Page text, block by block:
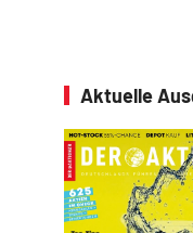
Aktuelle